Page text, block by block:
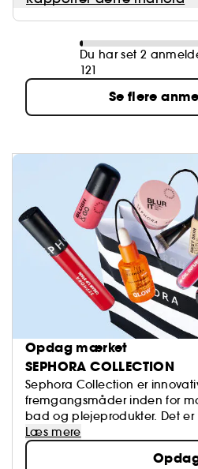
Du har set 2
121
Se flere
Opdag mærket
SEPHORA COLLECTION
Sephora Collection er
fremgangsmåder inden for
bad og plejeprodukter. Det
som er på forkant med
beauty, og der er altid tale om
Læs mere